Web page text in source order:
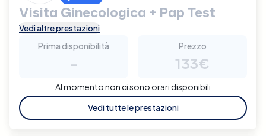
Visita Ginecologica + Pap Test
Vedi altre prestazioni
Prima disponibilità
-
Prezzo
133€
Al momento non ci sono orari disponibili
Vedi tutte le prestazioni